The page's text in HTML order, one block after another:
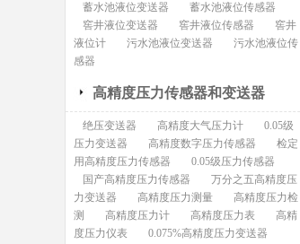
蓄水池液位变送器
蓄水池液位传感器
窖井液位变送器
窖井液位传感器
窖井
液位计
污水池液位变送器
污水池液位传
感器
高精度压力传感器和变送器
绝压变送器 高精度大气压力计
0.05级
压力变送器
高精度数字压力传感器
检定
用高精度压力传感器
0.05级压力传感器
国产高精度压力传感器
万分之五高精度压
力变送器
高精度压力测量
高精度压力检
测
高精度压力计 高精度压力表
高精
度压力仪表
0.075%高精度压力变送器